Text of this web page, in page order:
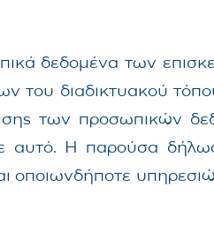
δεδομένα των
του διαδικτυακού
των προσωπικών
αυτό. Η παρούσα